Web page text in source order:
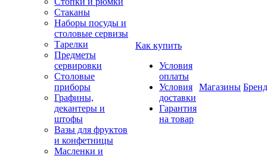
Стаканы
Наборы посуды и
столовые сервизы
Тарелки
Предметы
сервировки
Столовые
приборы
Графины,
декантеры и
штофы
Вазы для фруктов
и конфетницы
Масленки и
Как купить
Условия
оплаты
Условия
доставки
Гарантия
на товар
Магазины